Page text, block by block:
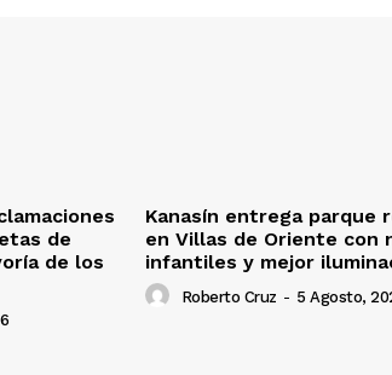
de
de los
Kanasín entrega parque
en Villas de Oriente con
infantiles y mejor
Roberto Cruz - 5 Agosto,